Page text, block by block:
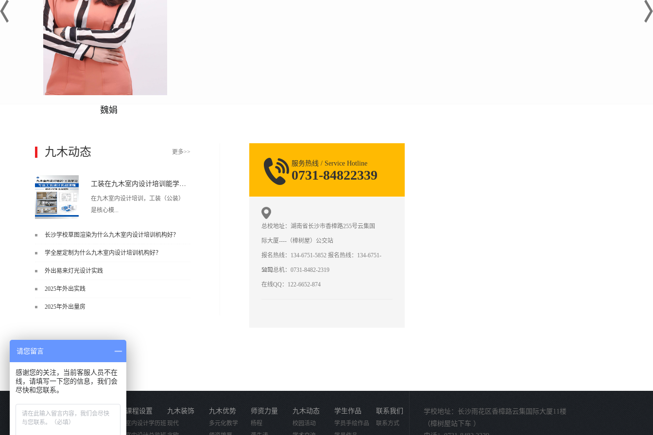
魏娟
九木动态 更多>>
工装在九木室内设计培训能学到东西吗?
在九木室内设计培训，工装（公装）
是核心模...
直接用于工作的东西，不是泛泛而
谈，而是从规范、软件、材料、施工
店等布局、动线、后厨、消防、排
烟、照明、材料耐脏耐磨• 办公空间：
开放式办公、会议室、接待区、茶
水...
长沙学校草图渲染为什么九木室内设计培训机构好？
学全屋定制为什么九木室内设计培训机构好？
外出易来灯光设计实践
2025年外出实践
2025年外出量房
服务热线 / Service Hotline
0731-84822339
总校地址：湖南省长沙市香樟路255号云集国
际大厦----（樟树屋）公交站
报名热线：134-6751-5852 报名热线：134-6751-
5852
公司总机：0731-8482-2319
在线QQ：122-6652-874
关于我们 课程设置
室内设计学历班
九木装饰
现代
九木优势
多元化教学
师资力量
杨程
九木动态
校园活动
学生作品
学员手绘作品
联系我们
联系方式
学校地址：长沙雨花区香樟路云集国际大厦11楼
（樟树屋站下车 ）
请您留言
感谢您的关注，当前客服人员不在
线，请填写一下您的信息，我们会
尽快和您联系。